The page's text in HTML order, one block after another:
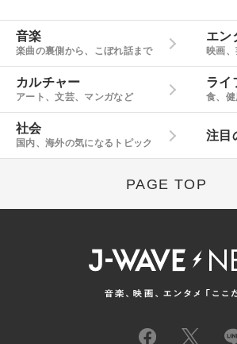
音楽
楽曲の裏側から、こぼれ話まで
エン
映画
カルチャー
アート、文芸、マンガなど
ライ
食、
社会
国内、海外の気になるトピック
注目
PAGE TOP